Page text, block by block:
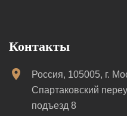
Контакты
Россия, 105005, г.
Спартаковский
подъезд 8